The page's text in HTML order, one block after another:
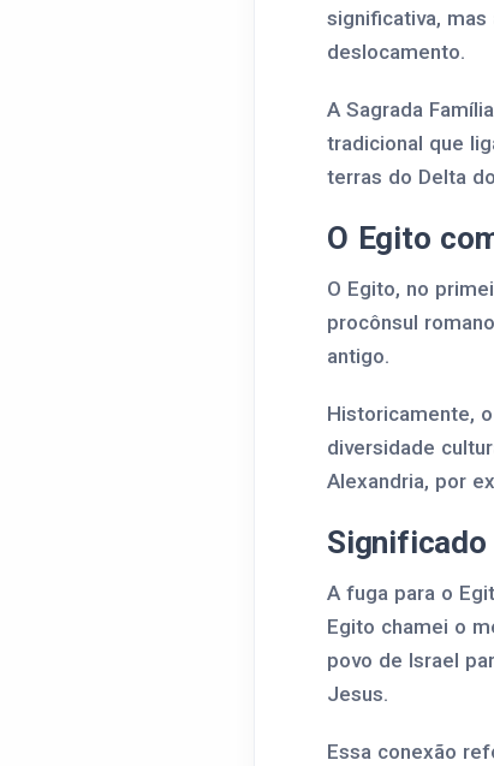
significativa,
deslocamento.
A Sagrada
tradicional que
terras do Delta
O Egito
O Egito, no
procônsul
antigo.
Historicamente,
diversidade
Alexandria, por
A fuga para o
Egito chamei o
povo de Israel
Jesus.
Essa conexão